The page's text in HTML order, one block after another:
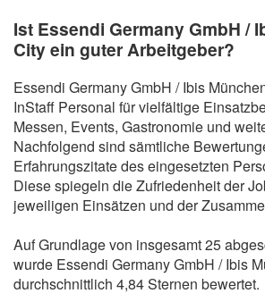
Ist Essendi Germany GmbH /
City ein guter Arbeitgeber?
Essendi Germany GmbH / Ibis
InStaff Personal für vielfältige
Messen, Events, Gastronomie und
Nachfolgend sind sämtliche
Erfahrungszitate des eingesetzten
Diese spiegeln die Zufriedenheit der
jeweiligen Einsätzen und der
Auf Grundlage von insgesamt 25
wurde Essendi Germany GmbH / Ibis
durchschnittlich 4,84 Sternen bewertet.